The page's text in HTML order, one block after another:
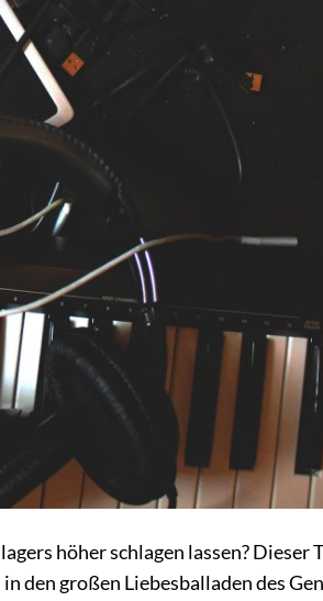
höher schlagen lassen? Dieser
den großen Liebesballaden des